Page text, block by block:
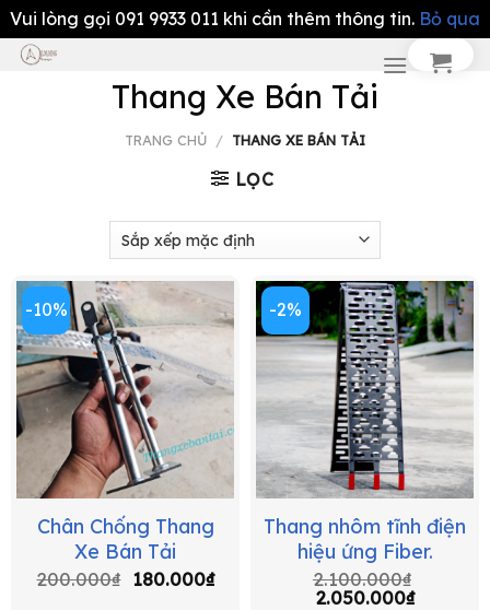
Vui lòng gọi 091 9933 011 khi cần thêm thông tin. Bỏ qua
Chuyển
Thang Xe Bán Tải
TRANG CHỦ / THANG XE BÁN TẢI
LỌC
-10%
Chân Chống Thang
Xe Bán Tải
200.000₫ Giá
180.000₫Giá
-2%
Thang nhôm tĩnh điện
hiệu ứng Fiber.
2.100.000₫
Giá
2.050.000₫Giá